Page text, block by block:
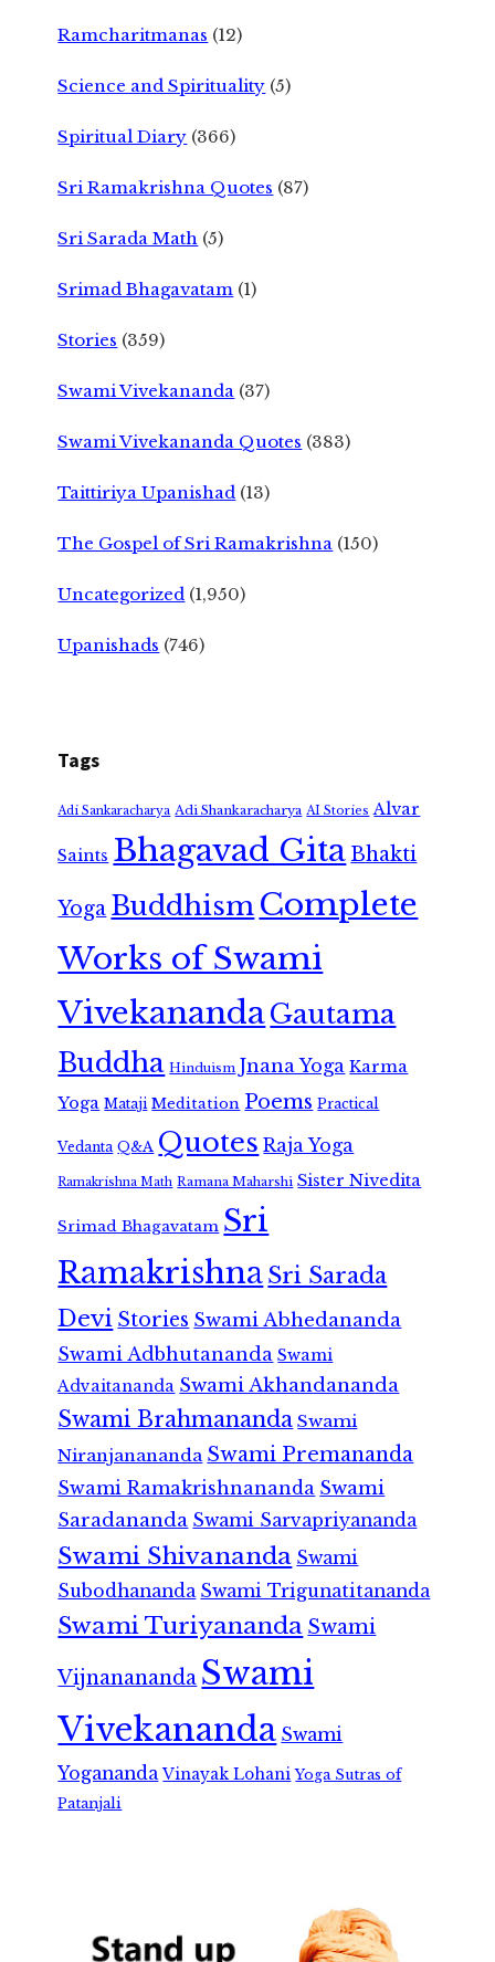
Ramcharitmanas (12)
Science and Spirituality (5)
Spiritual Diary (366)
Sri Ramakrishna Quotes (87)
Sri Sarada Math (5)
Srimad Bhagavatam (1)
Stories (359)
Swami Vivekananda (37)
Swami Vivekananda Quotes (383)
Taittiriya Upanishad (13)
The Gospel of Sri Ramakrishna (150)
Uncategorized (1,950)
Upanishads (746)
Tags
Adi Sankaracharya Adi Shankaracharya AI Stories Alvar
Saints Bhagavad GitaBhakti
Yoga Buddhism Complete
Works of Swami
VivekanandaGautama
Buddha Hinduism Jnana Yoga Karma
Yoga Mataji Meditation Poems Practical
Vedanta Q&A Quotes Raja Yoga
Ramakrishna Math Ramana Maharshi Sister Nivedita
Srimad Bhagavatam Sri
RamakrishnaSri Sarada
Devi Stories Swami Abhedananda
Swami Adbhutananda Swami
Advaitananda Swami Akhandananda
Swami Brahmananda Swami
Niranjanananda Swami Premananda
Swami Ramakrishnananda Swami
Saradananda Swami Sarvapriyananda
Swami Shivananda Swami
Subodhananda Swami Trigunatitananda
Swami Turiyananda Swami
Vijnanananda Swami
Vivekananda Swami
Yogananda Vinayak Lohani Yoga Sutras of
Patanjali